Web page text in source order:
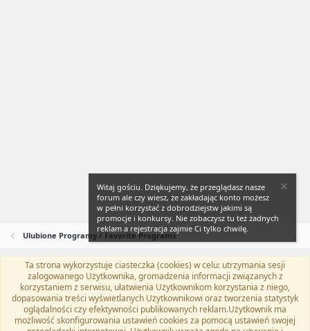
Ulubione Programy / Favorite Programs
Flat Awesome + (Parent DO NOT EDIT)
Polski (PL)
Kontakt
Regulamin Polityka prywatności Pomoc
TwitterKontakt
RSS
Witaj gościu. Dziękujemy, że przeglądasz nasze
forum ale czy wiesz, że zakładając konto możesz
w pełni korzystać z dobrodziejstw jakimi są
promocje i konkursy. Nie zobaczysz tu też żadnych
reklam a rejestracja zajmie Ci tylko chwilę.
Ta strona wykorzystuje ciasteczka (cookies) w celu: utrzymania sesji
zalogowanego Użytkownika, gromadzenia informacji związanych z
korzystaniem z serwisu, ułatwienia Użytkownikom korzystania z niego,
dopasowania treści wyświetlanych Użytkownikowi oraz tworzenia statystyk
oglądalności czy efektywności publikowanych reklam.Użytkownik ma
możliwość skonfigurowania ustawień cookies za pomocą ustawień swojej